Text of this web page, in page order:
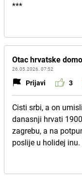
***
Otac hrvatske
26.05.2026. 07:52
Prijavi 3
Cisti srbi, a on
danasnji hrvati
zagrebu, a na
poslije u holidej